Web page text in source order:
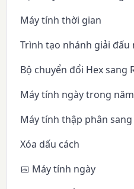
Máy tính thời gian
Trình tạo nhánh giải đấu
Bộ chuyển đổi Hex sang
Máy tính ngày trong
Máy tính thập phân
Xóa dấu cách
📅 Máy tính ngày